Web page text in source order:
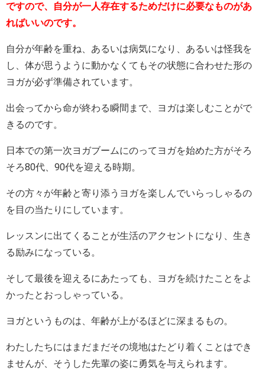
ですので、自分が一人存在するためだけに必要なものがあ
ればいいのです。
自分が年齢を重ね、あるいは病気になり、あるいは怪我を
し、体が思うように動かなくてもその状態に合わせた形の
ヨガが必ず準備されています。
出会ってから命が終わる瞬間まで、ヨガは楽しむことがで
きるのです。
日本での第一次ヨガブームにのってヨガを始めた方がそろ
そろ80代、90代を迎える時期。
その方々が年齢と寄り添うヨガを楽しんでいらっしゃるの
を目の当たりにしています。
レッスンに出てくることが生活のアクセントになり、生き
る励みになっている。
そして最後を迎えるにあたっても、ヨガを続けたことをよ
かったとおっしゃっている。
ヨガというものは、年齢が上がるほどに深まるもの。
わたしたちにはまだまだその境地はたどり着くことはでき
ませんが、そうした先輩の姿に勇気を与えられます。